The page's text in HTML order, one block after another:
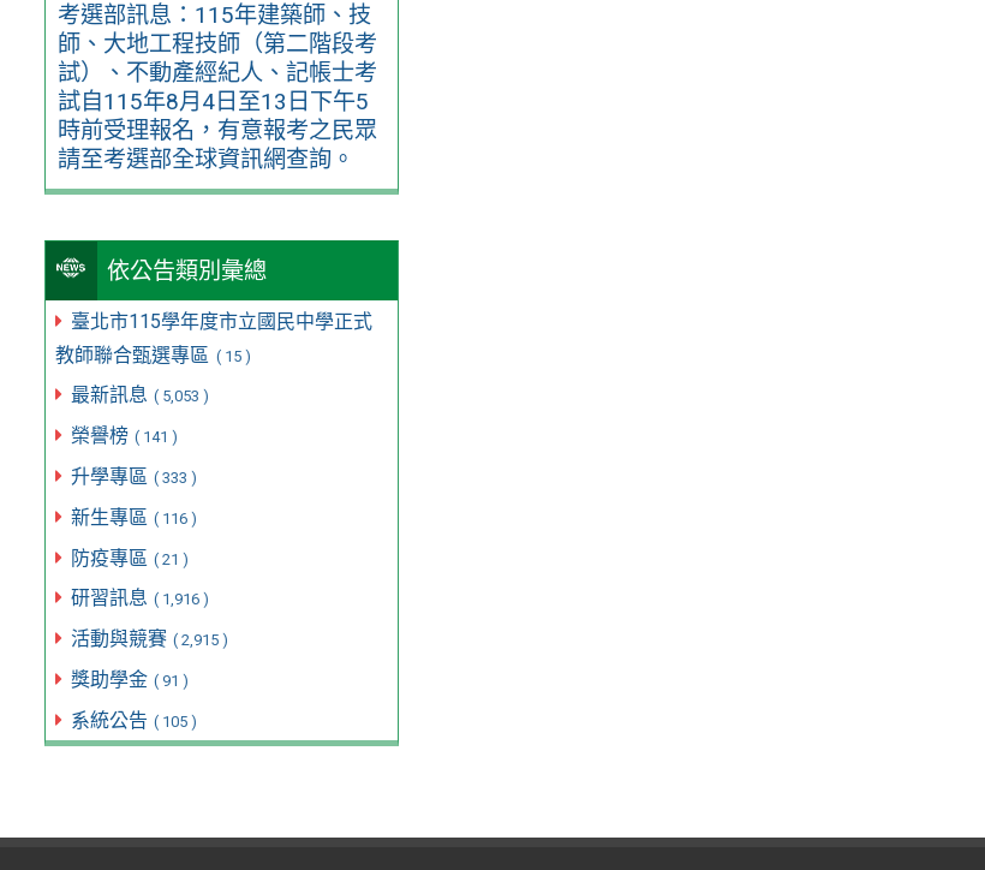
考選部訊息：115年建築師、技
師、大地工程技師（第二階段考
試）、不動產經紀人、記帳士考
試自115年8月4日至13日下午5
時前受理報名，有意報考之民眾
請至考選部全球資訊網查詢。
依公告類別彙總
臺北市115學年度市立國民中學正式
教師聯合甄選專區 ( 15 )
最新訊息 ( 5,053 )
榮譽榜 ( 141 )
升學專區 ( 333 )
新生專區 ( 116 )
防疫專區 ( 21 )
研習訊息 ( 1,916 )
活動與競賽 ( 2,915 )
獎助學金 ( 91 )
系統公告 ( 105 )